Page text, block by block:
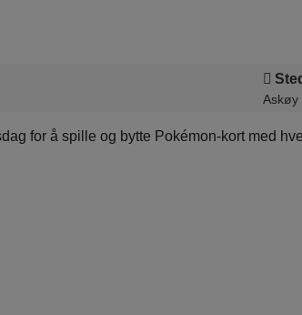
Askøy
for å spille og bytte Pokémon-kort med